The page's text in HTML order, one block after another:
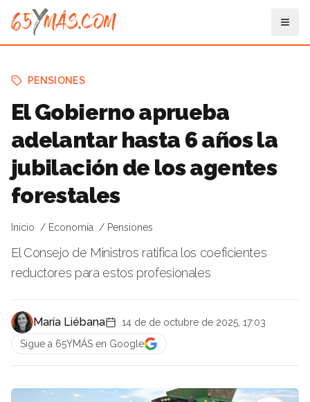
PENSIONES
El Gobierno aprueba
adelantar hasta 6 años la
jubilación de los agentes
forestales
Inicio Economía Pensiones
El Consejo de Ministros ratifica los coeficientes
reductores para estos profesionales
María Liébana
14 de de octubre de 2025, 17:03
Sigue a 65YMÁS en Google